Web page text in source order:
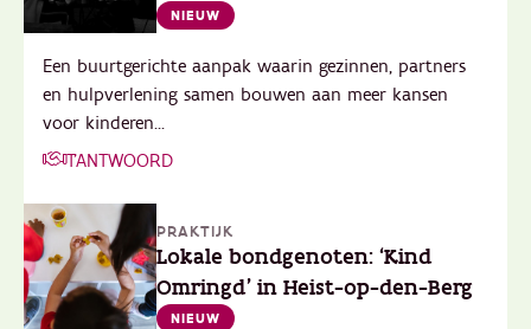
NIEUW
Een buurtgerichte aanpak waarin gezinnen, partners
en hulpverlening samen bouwen aan meer kansen
voor kinderen...
T'ANTWOORD
PRAKTIJK
Lokale bondgenoten: ‘Kind
Omringd’ in Heist-op-den-Berg
NIEUW